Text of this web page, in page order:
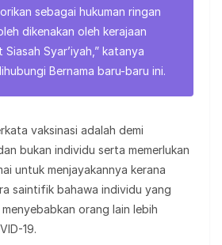
sebagai hukuman ringan
dikenakan oleh kerajaan
Siasah Syar’iyah,” katanya
Bernama baru-baru ini.
vaksinasi adalah demi
bukan individu serta memerlukan
untuk menjayakannya kerana
saintifik bahawa individu yang
orang lain lebih
19.